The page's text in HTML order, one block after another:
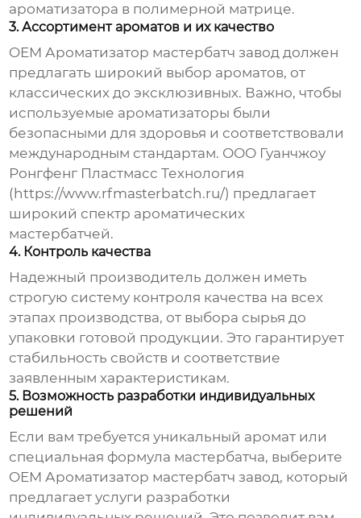
ароматизатора в полимерной матрице.
3. Ассортимент ароматов и их качество
OEM Ароматизатор мастербатч завод должен
предлагать широкий выбор ароматов, от
классических до эксклюзивных. Важно, чтобы
используемые ароматизаторы были
безопасными для здоровья и соответствовали
международным стандартам. ООО Гуанчжоу
Ронгфенг Пластмасс Технология
( https://www.rfmasterbatch.ru/) предлагает
широкий спектр ароматических
мастербатчей.
4. Контроль качества
Надежный производитель должен иметь
строгую систему контроля качества на всех
этапах производства, от выбора сырья до
упаковки готовой продукции. Это гарантирует
стабильность свойств и соответствие
заявленным характеристикам.
5. Возможность разработки индивидуальных
решений
Если вам требуется уникальный аромат или
специальная формула мастербатча, выберите
OEM Ароматизатор мастербатч завод, который
предлагает услуги разработки